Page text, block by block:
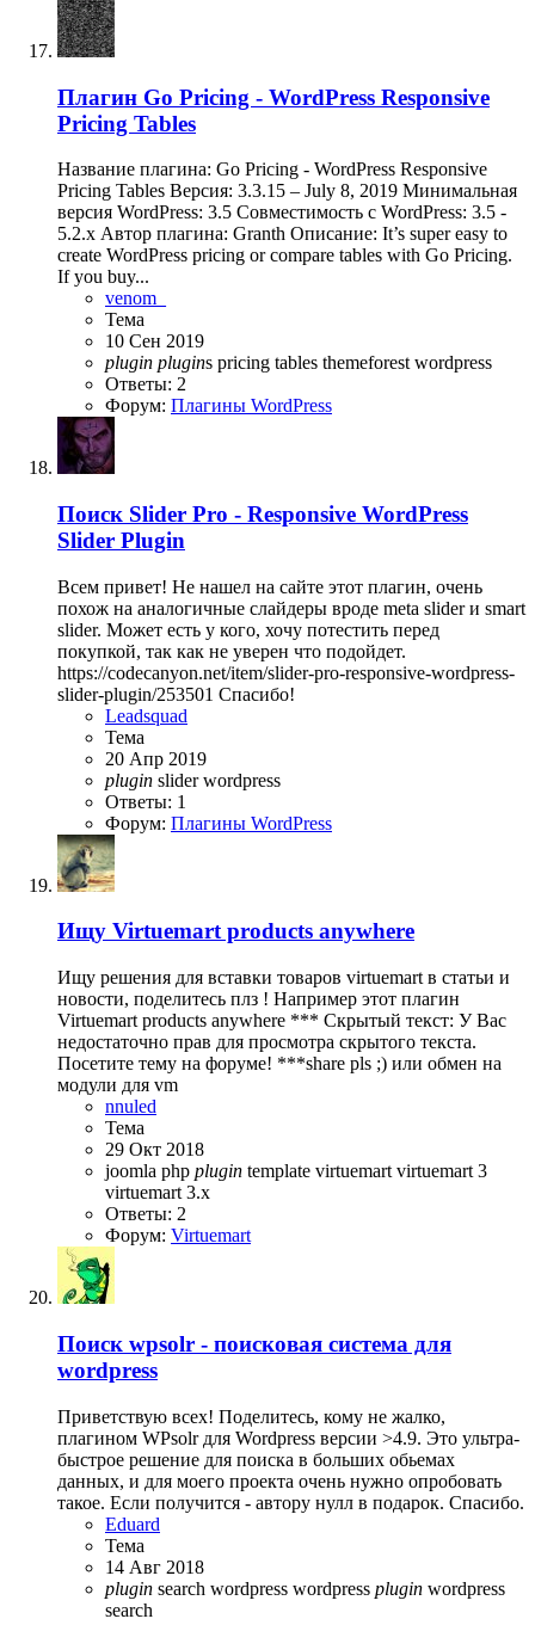
Плагин Go Pricing - WordPress Responsive
Pricing Tables
Название плагина: Go Pricing - WordPress Responsive
Pricing Tables Версия: 3.3.15 – July 8, 2019 Минимальная
версия WordPress: 3.5 Совместимость с WordPress: 3.5 -
5.2.x Автор плагина: Granth Описание: It’s super easy to
create WordPress pricing or compare tables with Go Pricing.
If you buy...
venom_
Тема
10 Сен 2019
plugin plugins pricing tables themeforest wordpress
Ответы: 2
Форум: Плагины WordPress
Поиск Slider Pro - Responsive WordPress
Slider Plugin
Всем привет! Не нашел на сайте этот плагин, очень
похож на аналогичные слайдеры вроде meta slider и smart
slider. Может есть у кого, хочу потестить перед
покупкой, так как не уверен что подойдет.
https://codecanyon.net/item/slider-pro-responsive-wordpress-
slider-plugin/253501 Спасибо!
Leadsquad
Тема
20 Апр 2019
plugin sliderwordpress
Ответы: 1
Форум: Плагины WordPress
Ищу Virtuemart products anywhere
Ищу решения для вставки товаров virtuemart в статьи и
новости, поделитесь плз ! Например этот плагин
Virtuemart products anywhere *** Скрытый текст: У Вас
недостаточно прав для просмотра скрытого текста.
Посетите тему на форуме! ***share pls ;) или обмен на
модули для vm
nnuled
Тема
29 Окт 2018
joomla php plugin template virtuemart virtuemart 3
virtuemart 3.x
Ответы: 2
Форум: Virtuemart
Поиск wpsolr - поисковая система для
wordpress
Приветствую всех! Поделитесь, кому не жалко,
плагином WPsolr для Wordpress версии >4.9. Это ультра-
быстрое решение для поиска в больших обьемах
данных, и для моего проекта очень нужно опробовать
такое. Если получится - автору нулл в подарок. Спасибо.
Eduard
Тема
14 Авг 2018
plugin search wordpress wordpress plugin wordpress
search